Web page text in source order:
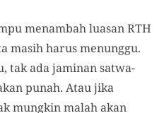
menambah luasan RTH
masih harus menunggu.
tak ada jaminan satwa-
punah. Atau jika
mungkin malah akan